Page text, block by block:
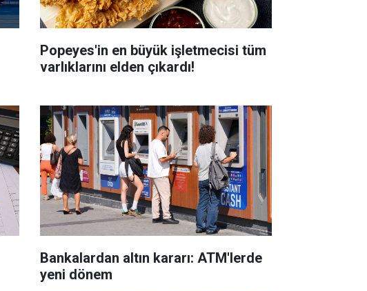
Popeyes'in en büyük işletmecisi tüm
varlıklarını elden çıkardı!
Bankalardan altın kararı: ATM'lerde
yeni dönem